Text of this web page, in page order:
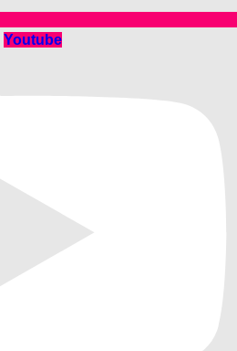
Youtube